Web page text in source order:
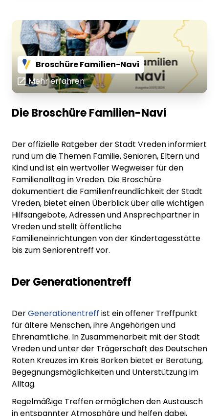
Broschüre Familien-Navi
Mehr erfahren
Die Broschüre Familien-Navi
Der offizielle Ratgeber der Stadt Vreden informiert
rund um die Themen Familie, Senioren, Eltern und
Kind und ist ein wertvoller Wegweiser für den
Familienalltag in Vreden. Die Broschüre
dokumentiert die Familienfreundlichkeit der Stadt
Vreden, bietet einen Überblick über alle wichtigen
Hilfsangebote, Adressen und Ansprechpartner in
Vreden und stellt öffentliche
Familieneinrichtungen von der Kindertagesstätte
bis zum Seniorentreff vor.
Der Generationentreff
DerGenerationentreff ist ein offener Treffpunkt
für ältere Menschen, ihre Angehörigen und
Ehrenamtliche. In Zusammenarbeit mit der Stadt
Vreden und unter der Trägerschaft des Deutschen
Roten Kreuzes im Kreis Borken bietet er Beratung,
Begegnungsmöglichkeiten und Unterstützung im
Alltag.
Regelmäßige Treffen ermöglichen den Austausch
in entspannter Atmosphäre und helfen dabei,